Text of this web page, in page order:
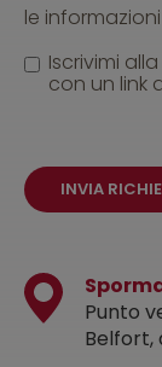
le
Iscrivimi
con un link
INVIA
Punto
Belfort,